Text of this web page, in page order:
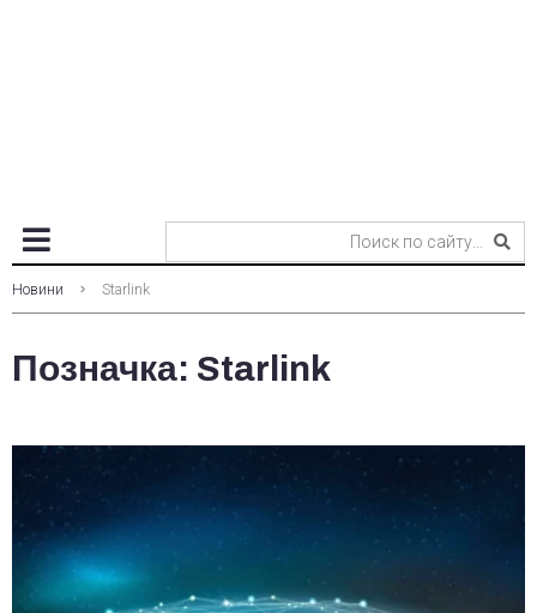
Новини Starlink
Позначка: Starlink